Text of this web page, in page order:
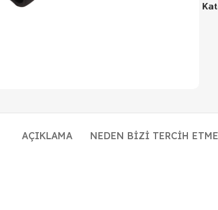
AÇIKLAMA NEDEN BIZI TERCIH